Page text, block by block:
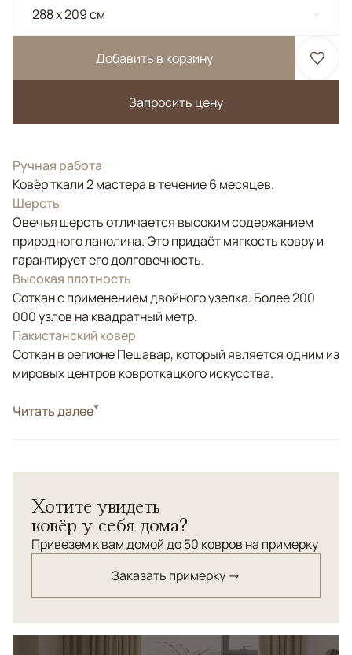
288 x 209 см
Добавить в корзину
Запросить цену
Ручная работа
Ковёр ткали 2 мастера в течение 6 месяцев.
Шерсть
Овечья шерсть отличается высоким содержанием
природного ланолина. Это придаёт мягкость ковру и
гарантирует его долговечность.
Высокая плотность
Соткан с применением двойного узелка. Более 200
000 узлов на квадратный метр.
Пакистанский ковер
Соткан в регионе Пешавар, который является одним из
мировых центров ковроткацкого искусства.
СтильКлассические
Читать далее
Хотите увидеть
ковёр у себя дома?
Привезем к вам домой до 50 ковров на примерку
Заказать примерку →